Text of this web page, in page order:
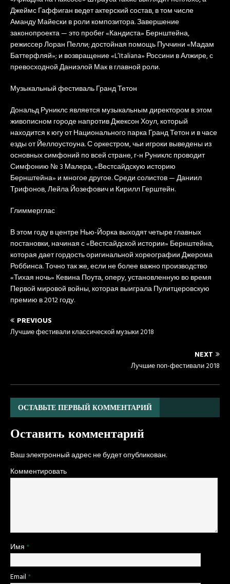
Джеймс Гаффиган ведет актерский состав, в том числе
Аманду Майески в роли композитора. Завершение
законопроекта — это пробег «Кандиста» Бернштейна,
режиссер Лоран Пелли; достойная помощь Пуччини «Мадам
Баттерфляй»; и возвращение «L’Italiana» Россини в Алжире, с
превосходной Даниэлой Мак в главной роли.
Музыкальный фестиваль Гранд Тетон
Дональд Руниклс является музыкальным директором в этом
живописном городе напротив Джексон Хоул, который
находится к югу от Национального парка Гранд Тетон и в часе
езды от Йеллоустоуна. С оркестром, чьи игроки выведены из
основных симфоний по всей стране, г-н Руниклс проводит
Симфонию № 3 Малера, «Вестсайдскую историю
Бернштейна» и многое другое. Среди солистов — Даниил
Трифонов, Лейла Йозефович и Кирилл Герштейн.
Глиммерглас
В этом году в центре Нью-Йорка выходят четыре главных
постановки, начиная с «Вестсайдской истории» Бернштейна,
которая дает гордость оригинальной хореографии Джерома
Роббинса. Точно так же, если не более важно производство
«Тихая ночь» Кевина Поута, оперу, установленную во время
Первой мировой войны, которая выиграла Пулитцеровскую
премию в 2012 году.
PREVIOUS
Лучшие фестивали классической музыки 2018
NEXT
Лучшие поп-фестивали 2018
ОСТАВЬТЕ ПЕРВЫЙ КОММЕНТАРИЙ
Оставить комментарий
Ваш электронный адрес не будет опубликован.
Комментировать
Имя *
Email *